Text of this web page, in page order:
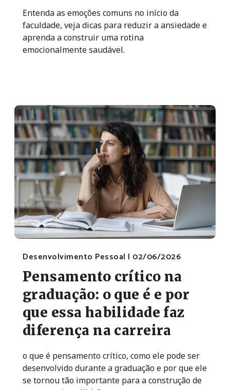
Entenda as emoções comuns no início da
faculdade, veja dicas para reduzir a ansiedade e
aprenda a construir uma rotina
emocionalmente saudável.
Desenvolvimento Pessoal | 02/06/2026
Pensamento crítico na
graduação: o que é e por
que essa habilidade faz
diferença na carreira
o que é pensamento crítico, como ele pode ser
desenvolvido durante a graduação e por que ele
se tornou tão importante para a construção de